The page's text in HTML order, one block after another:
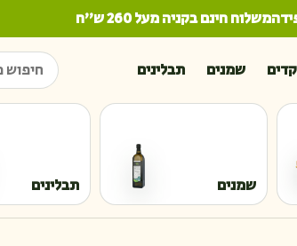
משלוח חינם בקניה מעל 260 ש"ח
שמנים תבלינים חיפוש
שמנים תבלינים